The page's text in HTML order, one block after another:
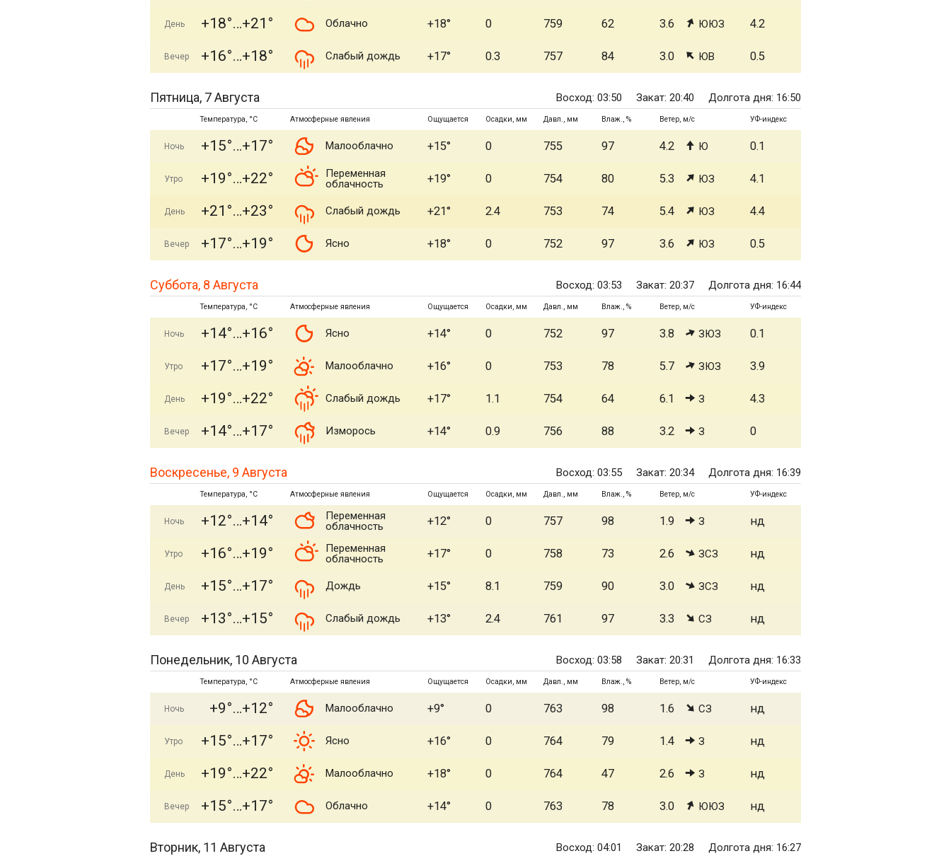
День +18° +21° Облачно +18° 0 759 62 3.6 ЮЮЗ 4.2
Вечер +16° +18° Слабый дождь +17° 0.3 757 84 3.0 ЮВ 0.5
Пятница, 7 Августа Восход: 03:50 Закат: 20:40 Долгота дня: 16:50
Температура, °C Атмосферные явления Ощущается Осадки, мм Давл., мм Влаж., % Ветер, м/с УФ-индекс
Ночь +15° +17° Малооблачно +15° 0 755 97 4.2 Ю 0.1
Утро +19° +22°
Переменная
облачность
+19° 0 754 80 5.3 ЮЗ 4.1
День +21° +23° Слабый дождь +21° 2.4 753 74 5.4 ЮЗ 4.4
Вечер +17° +19° Ясно +18° 0 752 97 3.6 ЮЗ 0.5
Суббота, 8 Августа Восход: 03:53 Закат: 20:37 Долгота дня: 16:44
Температура, °C Атмосферные явления Ощущается Осадки, мм Давл., мм Влаж., % Ветер, м/с УФ-индекс
Ночь +14° +16° Ясно +14° 0 752 97 3.8 ЗЮЗ 0.1
Утро +17° +19° Малооблачно +16° 0 753 78 5.7 ЗЮЗ 3.9
День +19° +22° Слабый дождь +17° 1.1 754 64 6.1 З 4.3
Вечер +14° +17° Изморось +14° 0.9 756 88 3.2 З 0
Воскресенье, 9 Августа Восход: 03:55 Закат: 20:34 Долгота дня: 16:39
Температура, °C Атмосферные явления Ощущается Осадки, мм Давл., мм Влаж., % Ветер, м/с УФ-индекс
Ночь +12° +14°
Переменная
облачность
+12° 0 757 98 1.9 З нд
Утро +16° +19°
Переменная
облачность
+17° 0 758 73 2.6 ЗСЗ нд
День +15° +17° Дождь +15° 8.1 759 90 3.0 ЗСЗ нд
Вечер +13° +15° Слабый дождь +13° 2.4 761 97 3.3 СЗ нд
Понедельник, 10 Августа Восход: 03:58 Закат: 20:31 Долгота дня: 16:33
Температура, °C Атмосферные явления Ощущается Осадки, мм Давл., мм Влаж., % Ветер, м/с УФ-индекс
Ночь +9° +12° Малооблачно +9° 0 763 98 1.6 СЗ нд
Утро +15° +17° Ясно +16° 0 764 79 1.4 З нд
День +19° +22° Малооблачно +18° 0 764 47 2.6 З нд
Вечер +15° +17° Облачно +14° 0 763 78 3.0 ЮЮЗ нд
Вторник, 11 Августа Восход: 04:01 Закат: 20:28 Долгота дня: 16:27